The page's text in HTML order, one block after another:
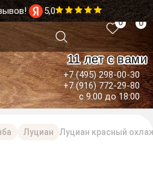
5,0
11 лет с вами
+7 (495) 298-00-30
+7 (916) 772-29-80
с 9:00 до 18:00
0 0
Луциан Луциан красный